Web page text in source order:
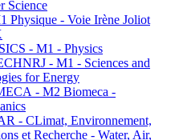
Science
Physique - Voie Irène Joliot
- M1 - Physics
- M1 - Sciences and
for Energy
- M2 Biomeca -
- CLimat, Environnement,
et Recherche - Water, Air,